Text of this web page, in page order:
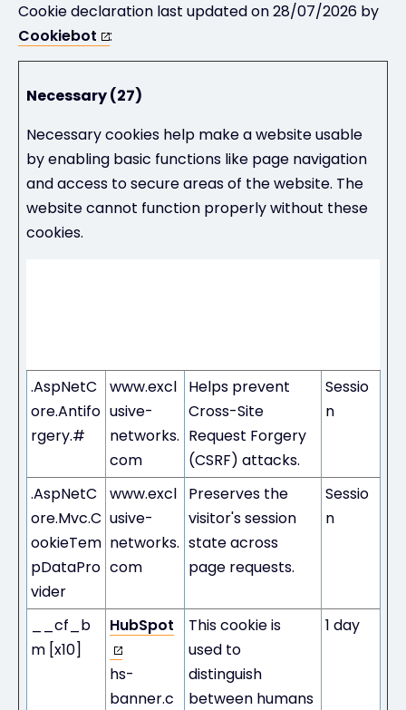
Cookie declaration last updated on 28/07/2026 by
Cookiebot
:
Necessary (27)
Necessary cookies help make a website usable
by enabling basic functions like page navigation
and access to secure areas of the website. The
website cannot function properly without these
cookies.
.AspNetC
ore.Antifo
rgery.#
www.excl
usive-
networks.
com
Helps prevent
Cross-Site
Request Forgery
(CSRF) attacks.
Sessio
n
.AspNetC
ore.Mvc.C
ookieTem
pDataPro
vider
www.excl
usive-
networks.
com
Preserves the
visitor's session
state across
page requests.
Sessio
n
__cf_b
m [x10]
HubSpot
hs-
banner.c
This cookie is
used to
distinguish
between humans
1 day